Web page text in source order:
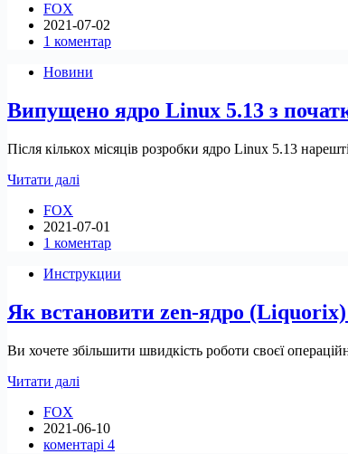
установка
ядра
в
/
Linux
FOX
2021-07-02
1 коментар
Новини
Випущено ядро Linux 5.13 з
Після кількох місяців розробки ядро ​​Linux 5.13
Читати далі
5.13
з
підтримкою
M1,
AMD
HDMI
іншими
FOX
2021-07-01
1 коментар
Инструкции
Як встановити zen-ядро
Ви хочете збільшити швидкість роботи своєї
Читати далі
ядро
(Liquorix)
FOX
2021-06-10
коментарі 4